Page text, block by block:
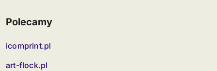
Polecamy
icomprint.pl
art-flock.pl